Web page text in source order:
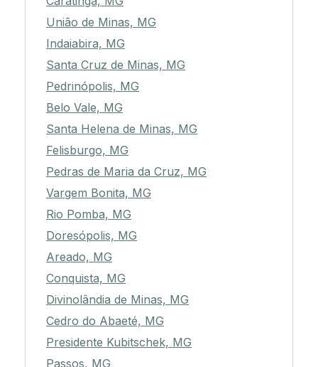
União de Minas, MG
Indaiabira, MG
Santa Cruz de Minas, MG
Pedrinópolis, MG
Belo Vale, MG
Santa Helena de Minas, MG
Felisburgo, MG
Pedras de Maria da Cruz, MG
Vargem Bonita, MG
Rio Pomba, MG
Doresópolis, MG
Areado, MG
Conquista, MG
Divinolândia de Minas, MG
Cedro do Abaeté, MG
Presidente Kubitschek, MG
Passos, MG